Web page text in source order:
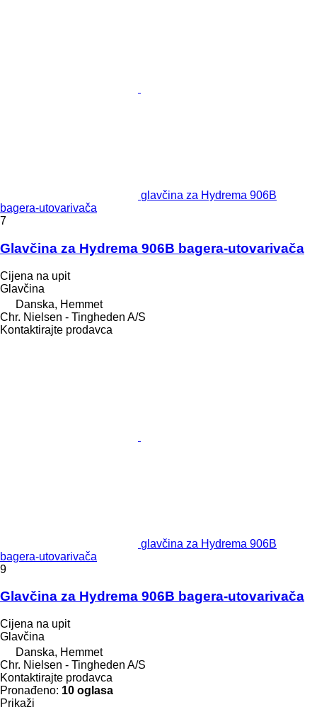
glavčina za Hydrema 906B
bagerа-utovarivačа
7
Glavčina za Hydrema 906B bagera-utovarivača
Cijena na upit
Glavčina
Danska, Hemmet
Chr. Nielsen - Tingheden A/S
Kontaktirajte prodavca
glavčina za Hydrema 906B
bagerа-utovarivačа
9
Glavčina za Hydrema 906B bagera-utovarivača
Cijena na upit
Glavčina
Danska, Hemmet
Chr. Nielsen - Tingheden A/S
Kontaktirajte prodavca
Pronađeno: 10 oglasa
Prikaži